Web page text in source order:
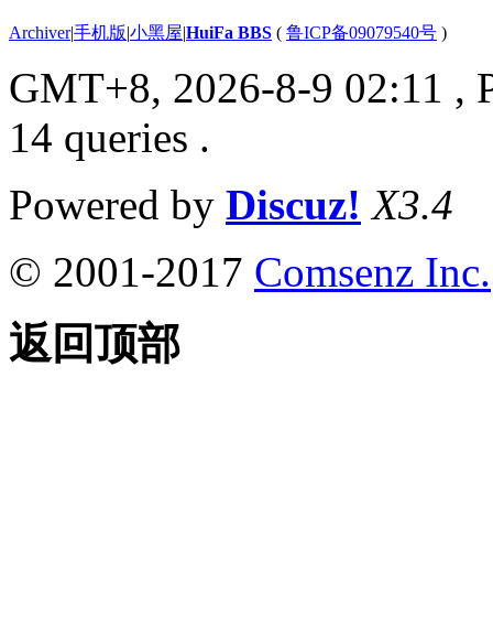
Archiver|手机版|小黑屋|HuiFa BBS ( 鲁ICP备09079540号 )
GMT+8, 2026-8-9 02:11 ,
14 queries .
Powered by Discuz! X3.4
© 2001-2017 Comsenz Inc.
返回顶部